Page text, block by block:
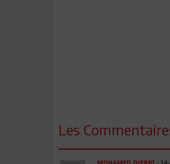
Les